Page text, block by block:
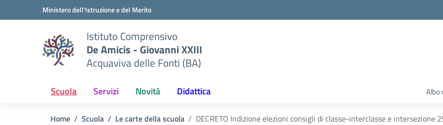
Vai ai contenuti
Vai al menu di navigazioneMinistero dell'Istruzione e del Merito
Istituto Comprensivo
De Amicis - Giovanni XXIII
Acquaviva delle Fonti (BA)
Scuola Servizi Novità Didattica Albo
Home Scuola Le carte della scuola DECRETO Indizione elezioni consigli di classe-interclasse e intersezione